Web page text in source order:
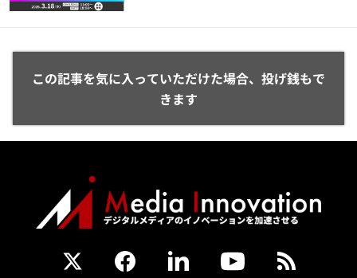
この記事を気に入っていただけた場合、投げ銭もで
きます